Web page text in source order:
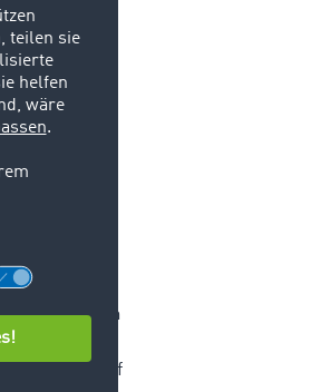
um?
und hat in
Obst
wie
Branche auf